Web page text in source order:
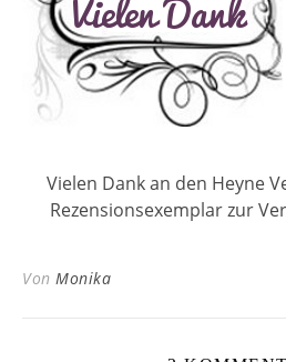
Vielen Dank an den Heyne
Rezensionsexemplar zur
Von Monika